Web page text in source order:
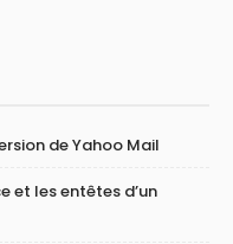
de Yahoo Mail
et les entêtes d’un